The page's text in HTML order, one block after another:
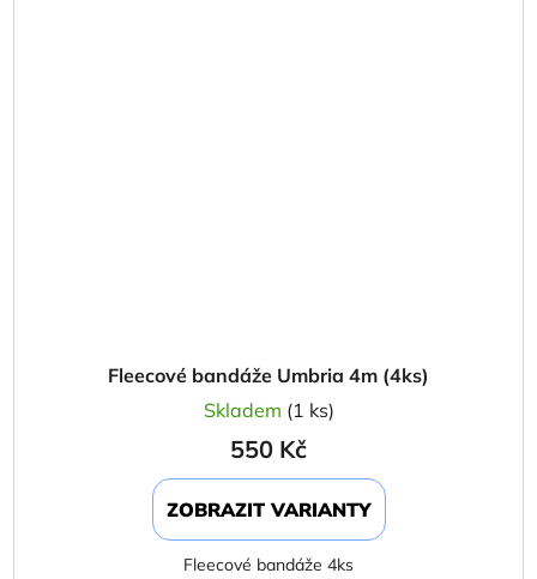
Fleecové bandáže Umbria 4m (4ks)
Skladem (1 ks)
550 Kč
ZOBRAZIT VARIANTY
Fleecové bandáže 4ks